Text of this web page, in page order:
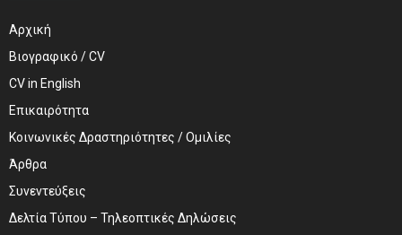
Αρχική
Βιογραφικό / CV
CV in English
Επικαιρότητα
Κοινωνικές Δραστηριότητες / Ομιλίες
Άρθρα
Συνεντεύξεις
Δελτία Τύπου – Τηλεοπτικές Δηλώσεις